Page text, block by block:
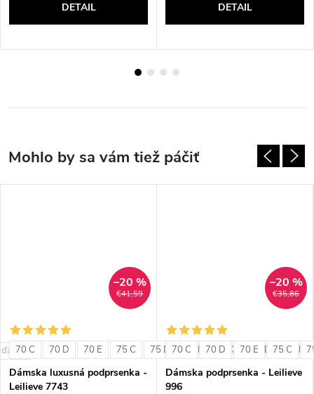
DETAIL DETAIL
€41,59
–20 %
70 C 70 D 70 E 75 C 75 D 75 E 80 C 80 D 80 E
Dámska luxusná podprsenka -
Leilieve 7743
€35,86
–20 %
70 C 70 D 70 E 75 C
Dámska podprsenka - Leilieve
996